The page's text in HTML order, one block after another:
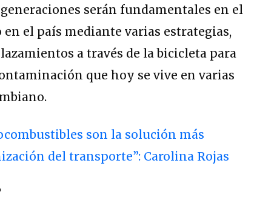
serán fundamentales en el
el país mediante varias estrategias,
a través de la bicicleta para
que hoy se vive en varias
son la solución más
del transporte”: Carolina Rojas